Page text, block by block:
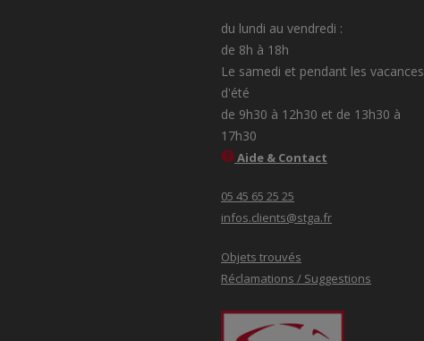
du lundi au vendredi :
de 8h à 18h
Le samedi et pendant les vacances
d'été
de 9h30 à 12h30 et de 13h30 à
17h30
Aide & Contact
05 45 65 25 25
infos.clients@stga.fr
Objets trouvés
Réclamations / Suggestions